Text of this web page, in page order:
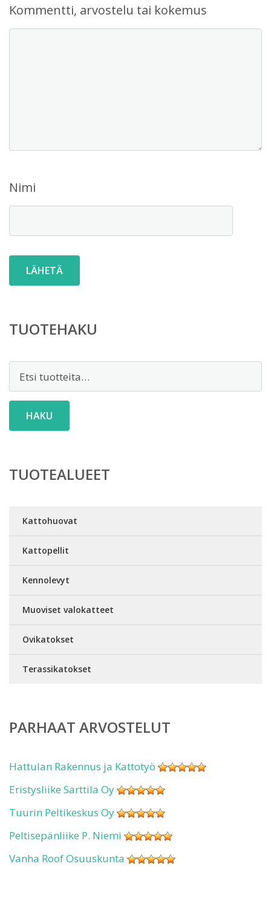
Kommentti, arvostelu tai kokemus
Nimi
TUOTEHAKU
HAKU
TUOTEALUEET
Kattohuovat
Kattopellit
Kennolevyt
Muoviset valokatteet
Ovikatokset
Terassikatokset
PARHAAT ARVOSTELUT
Hattulan Rakennus ja Kattotyö
Eristysliike Sarttila Oy
Tuurin Peltikeskus Oy
Peltisepänliike P. Niemi
Vanha Roof Osuuskunta